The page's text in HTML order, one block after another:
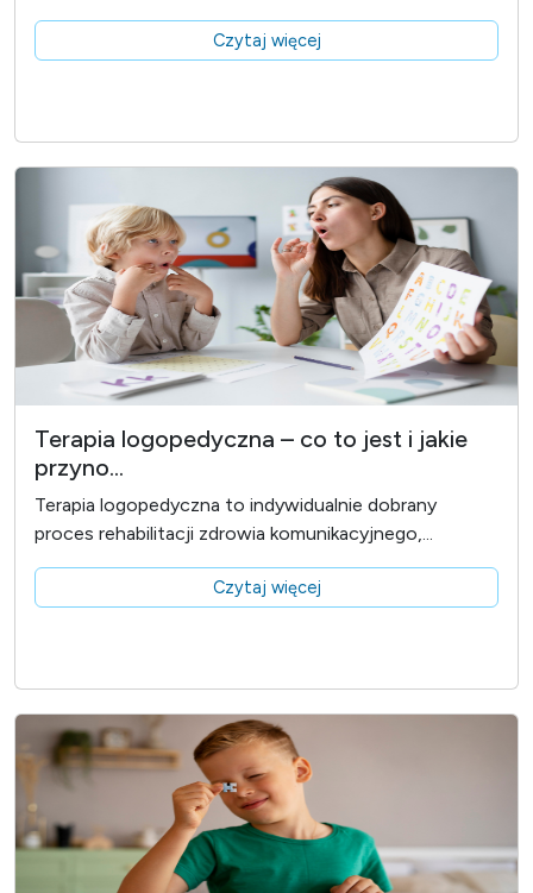
Czytaj więcej
Terapia logopedyczna – co to jest i jakie
przyno...
Terapia logopedyczna to indywidualnie dobrany
proces rehabilitacji zdrowia komunikacyjnego,...
Czytaj więcej